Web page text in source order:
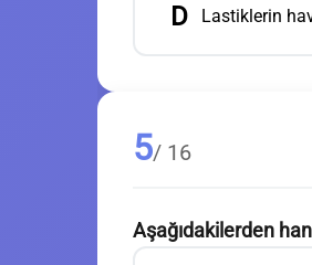
D Lastiklerin
5/ 16
Aşağıdakilerden